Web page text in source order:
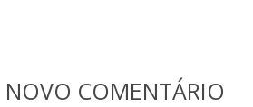
NOVO COMENTÁRIO